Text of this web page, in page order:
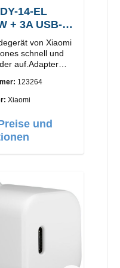
14-EL
C
von Xiaomi
schnell und
auf.Adapter
123264
Xiaomi
und